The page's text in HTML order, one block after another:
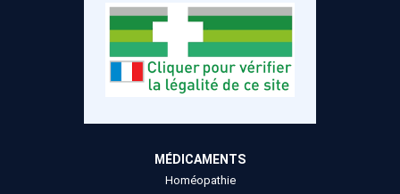
MÉDICAMENTS
Homéopathie